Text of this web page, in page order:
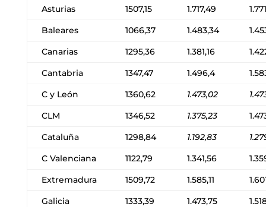
Asturias
1507,15 1.717,49
Baleares
1066,37 1.483,34
Canarias
1295,36 1.381,16
Cantabria
1347,47 1.496,4
C y León
1360,62 1.473,02
CLM
1346,52 1.375,23
Cataluña
1298,84 1.192,83
C Valenciana
1122,79 1.341,56
Extremadura
1509,72 1.585,11
Galicia
1333,39 1.473,75